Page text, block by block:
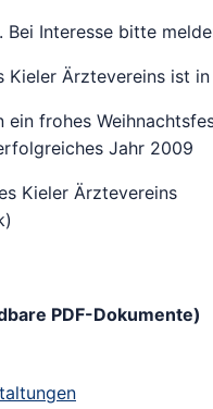
Interesse bitte
Kieler Ärztevereins ist
ein frohes
Jahr 2009
Kieler Ärztevereins
PDF-Dokumente)